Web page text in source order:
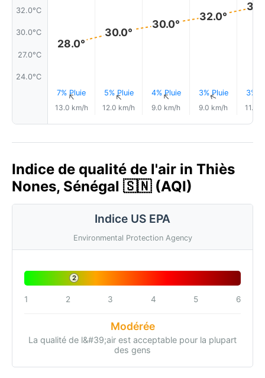
32.0°C
30.0°C
27.0°C
24.0°C
28.0°
7% Pluie
↑
13.0 km/h
30.0°
5% Pluie
↑
12.0 km/h
30.0°
4% Pluie
↑
9.0 km/h
32.0°
3% Pluie
↑
9.0 km/h
3%
11.0
Indice de qualité de l'air in Thiès
Nones, Sénégal 🇸🇳 (AQI)
Indice US EPA
Environmental Protection Agency
2
1 2 3 4 5 6
Modérée
La qualité de l&#39;air est acceptable pour la plupart
des gens